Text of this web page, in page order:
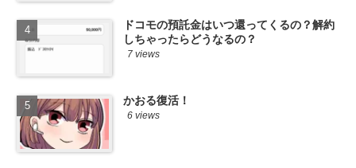
ドコモの預託金はいつ還ってくるの？解約
しちゃったらどうなるの？
7 views
かおる復活！
6 views